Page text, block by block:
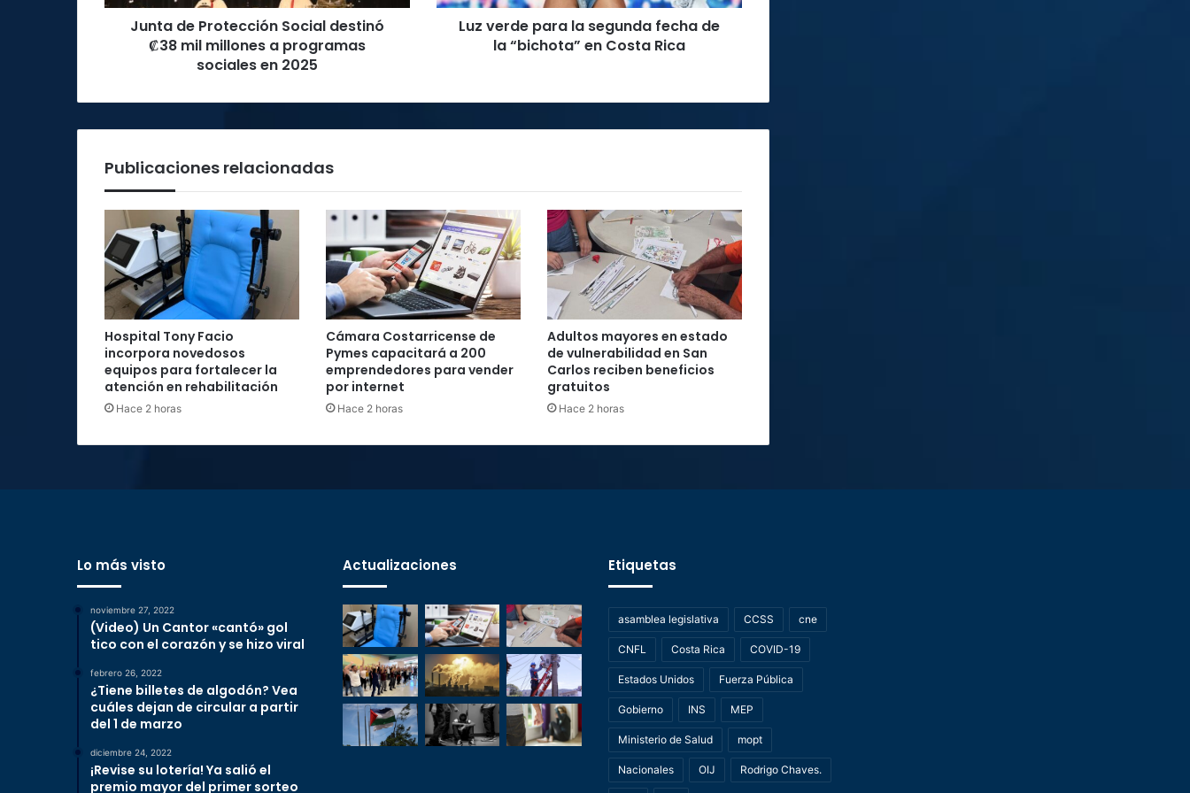
a
programas
Junta de Protección Social destinó
₡38 mil millones a programas
sociales en 2025
“bichota”
Luz verde para la segunda fecha de
la “bichota” en Costa Rica
Publicaciones relacionadas
Hospital Tony Facio
incorpora novedosos
equipos para fortalecer la
atención en rehabilitación
Hace 2 horas
Cámara Costarricense de
Pymes capacitará a 200
emprendedores para vender
por internet
Hace 2 horas
Adultos mayores en estado
de vulnerabilidad en San
Carlos reciben beneficios
gratuitos
Hace 2 horas
Lo más visto
noviembre 27, 2022
(Video) Un Cantor «cantó» gol
tico con el corazón y se hizo viral
febrero 26, 2022
¿Tiene billetes de algodón? Vea
cuáles dejan de circular a partir
del 1 de marzo
diciembre 24, 2022
¡Revise su lotería! Ya salió el
premio mayor del primer sorteo
Actualizaciones Etiquetas
asamblea legislativa CCSS cne
CNFL Costa Rica COVID-19
Estados Unidos Fuerza Pública
Gobierno INS MEP
Ministerio de Salud mopt
Nacionales OIJ Rodrigo Chaves.